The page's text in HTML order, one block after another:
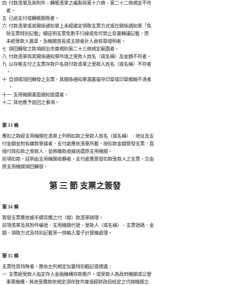
四  付款憑單及其附件，轉帳憑單之編製與第十六條、第二十二條規定不符
    者。
五  已逾支付或轉帳期限者。
六  付款憑單或其關係通知單上未經選定領取支票方式或在關係通知單「免
    除支票特別記載」欄註明支票免劃平行線或免作禁止背書轉讓記載，而
    未經受款人蓋章，及機關首長或主辦會計人員核章證明者。
七  領回轉發之款項超出市庫規則第二十三條規定範圍者。
八  付款憑單與其關係通知單所填之受款人姓名（或名稱）及金額不符者。
九  以存帳支付之支票存款戶名與付款憑單之受款人姓名（或名稱）不符者
    。
十  自領或領回轉發之支票，其關係通知單漏蓋留存印章或印章模糊不清者
      。
十一  支用機關書面通知退還者。
十二  其他應予退回之事項。
第 33 條
應扣之款經支用機關在憑單上列明扣款之受款人姓名（或名稱）、地址及支
付金額並附有繳款單據者，支付處應依憑單所載，按扣款金額簽發支票，直
接付與扣款之受款人，並將繳款收據送還原支用機關。
前項扣款，註明由支用機關收轉者，支付處應簽發扣款受款人之支票，交由
原支用機關領回轉發。
第 三 節 支票之簽發
第 34 條
簽發支票應依據手續完備之付（撥）款憑單辦理。
前項憑單及其附件編號、支用機關代號、受款人（或名稱）、支票號碼、金
額、領取方式及特別記載等一併輸入電子計算機處理。
第 35 條
支票性質特殊者，應依左列規定加蓋特別戳記或標識：
一  支票經受款人指定存入金融機構存款帳戶，或受款人為政府機關或公營
    事業機構，其收受費款依規定須存放市庫或經財政局核定之代辦機關立